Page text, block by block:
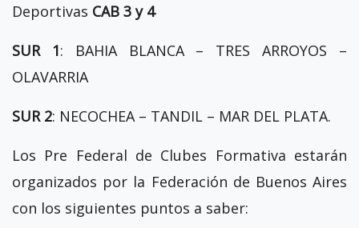
Deportivas CAB 3 y 4
SUR 1: BAHIA BLANCA – TRES ARROYOS –
OLAVARRIA
SUR 2: NECOCHEA – TANDIL – MAR DEL PLATA.
Los Pre Federal de Clubes Formativa estarán
organizados por la Federación de Buenos Aires
con los siguientes puntos a saber: